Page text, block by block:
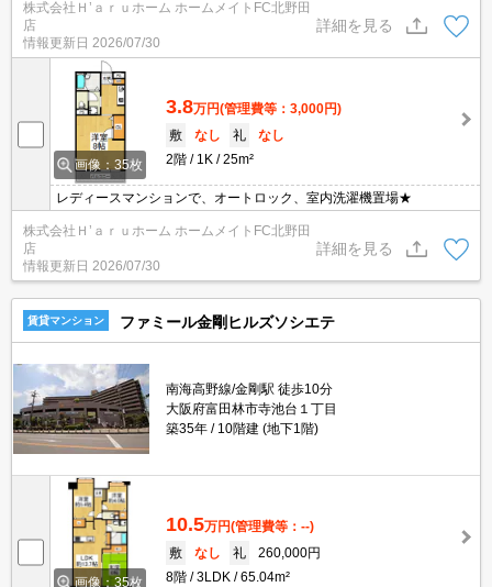
株式会社Ｈ’ａｒｕホーム ホームメイトFC北野田
店
情報更新日 2026/07/30
詳細を見る
画像：35枚
3.8万円(管理費等：3,000円)
敷
なし 礼
なし
2階
1K 25m²
レディースマンションで、オートロック、室内洗濯機置場★
株式会社Ｈ’ａｒｕホーム ホームメイトFC北野田
店
情報更新日 2026/07/30
詳細を見る
賃貸マンション ファミール金剛ヒルズソシエテ
南海高野線/金剛駅 徒歩10分
大阪府富田林市寺池台１丁目
築35年
10階建 (地下1階)
画像：35枚
10.5万円(管理費等：--)
敷
なし 礼
260,000円
8階
3LDK 65.04m²